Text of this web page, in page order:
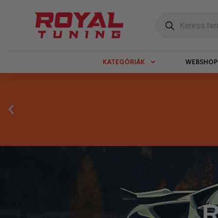
KATEGÓRIÁK WEBSHOP
Másnapi
Gyors rendelésfeldolgozással segítünk,